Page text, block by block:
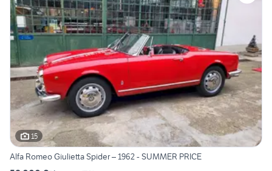
15
Alfa Romeo Giulietta Spider – 1962 - SUMMER PRICE